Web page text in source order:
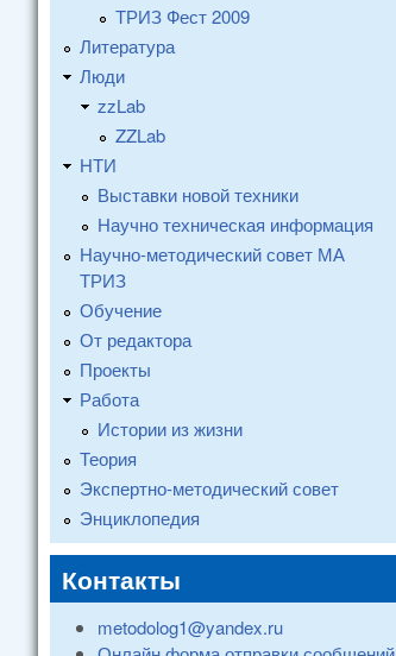
ТРИЗ Фест 2009
Литература
Люди
zzLab
ZZLab
НТИ
Выставки новой техники
Научно техническая информация
Научно-методический совет МА
ТРИЗ
Обучение
От редактора
Проекты
Работа
Истории из жизни
Теория
Экспертно-методический совет
Энциклопедия
Контакты
metodolog1@yandex.ru